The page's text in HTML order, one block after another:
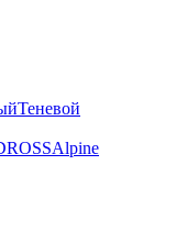
Теневой
Alpine